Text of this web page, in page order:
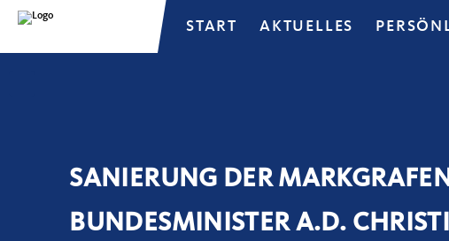
START AKTUELLES
SANIERUNG DER
BUNDESMINISTER A.D.